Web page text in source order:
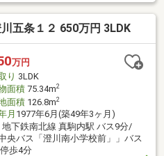
きのリビングは明るく暖かい陽
す。・広い庭があり、バーベキ
も楽しめます♪・庭には物置も設
合免責となります
五条１２ 650万円 3LDK
万円
り 3LDK
面積75.34m2
面積126.8m2
月 1977年6月(築49年3ヶ月)
地下鉄南北線 真駒内駅 バス9分/
中央バス「澄川南小学校前」」バス
歩4分